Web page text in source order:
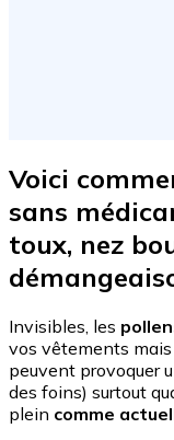
Voici
sans
toux, nez
Invisibles, les
vos vêtements mais
peuvent provoquer
des foins) surtout
plein comme